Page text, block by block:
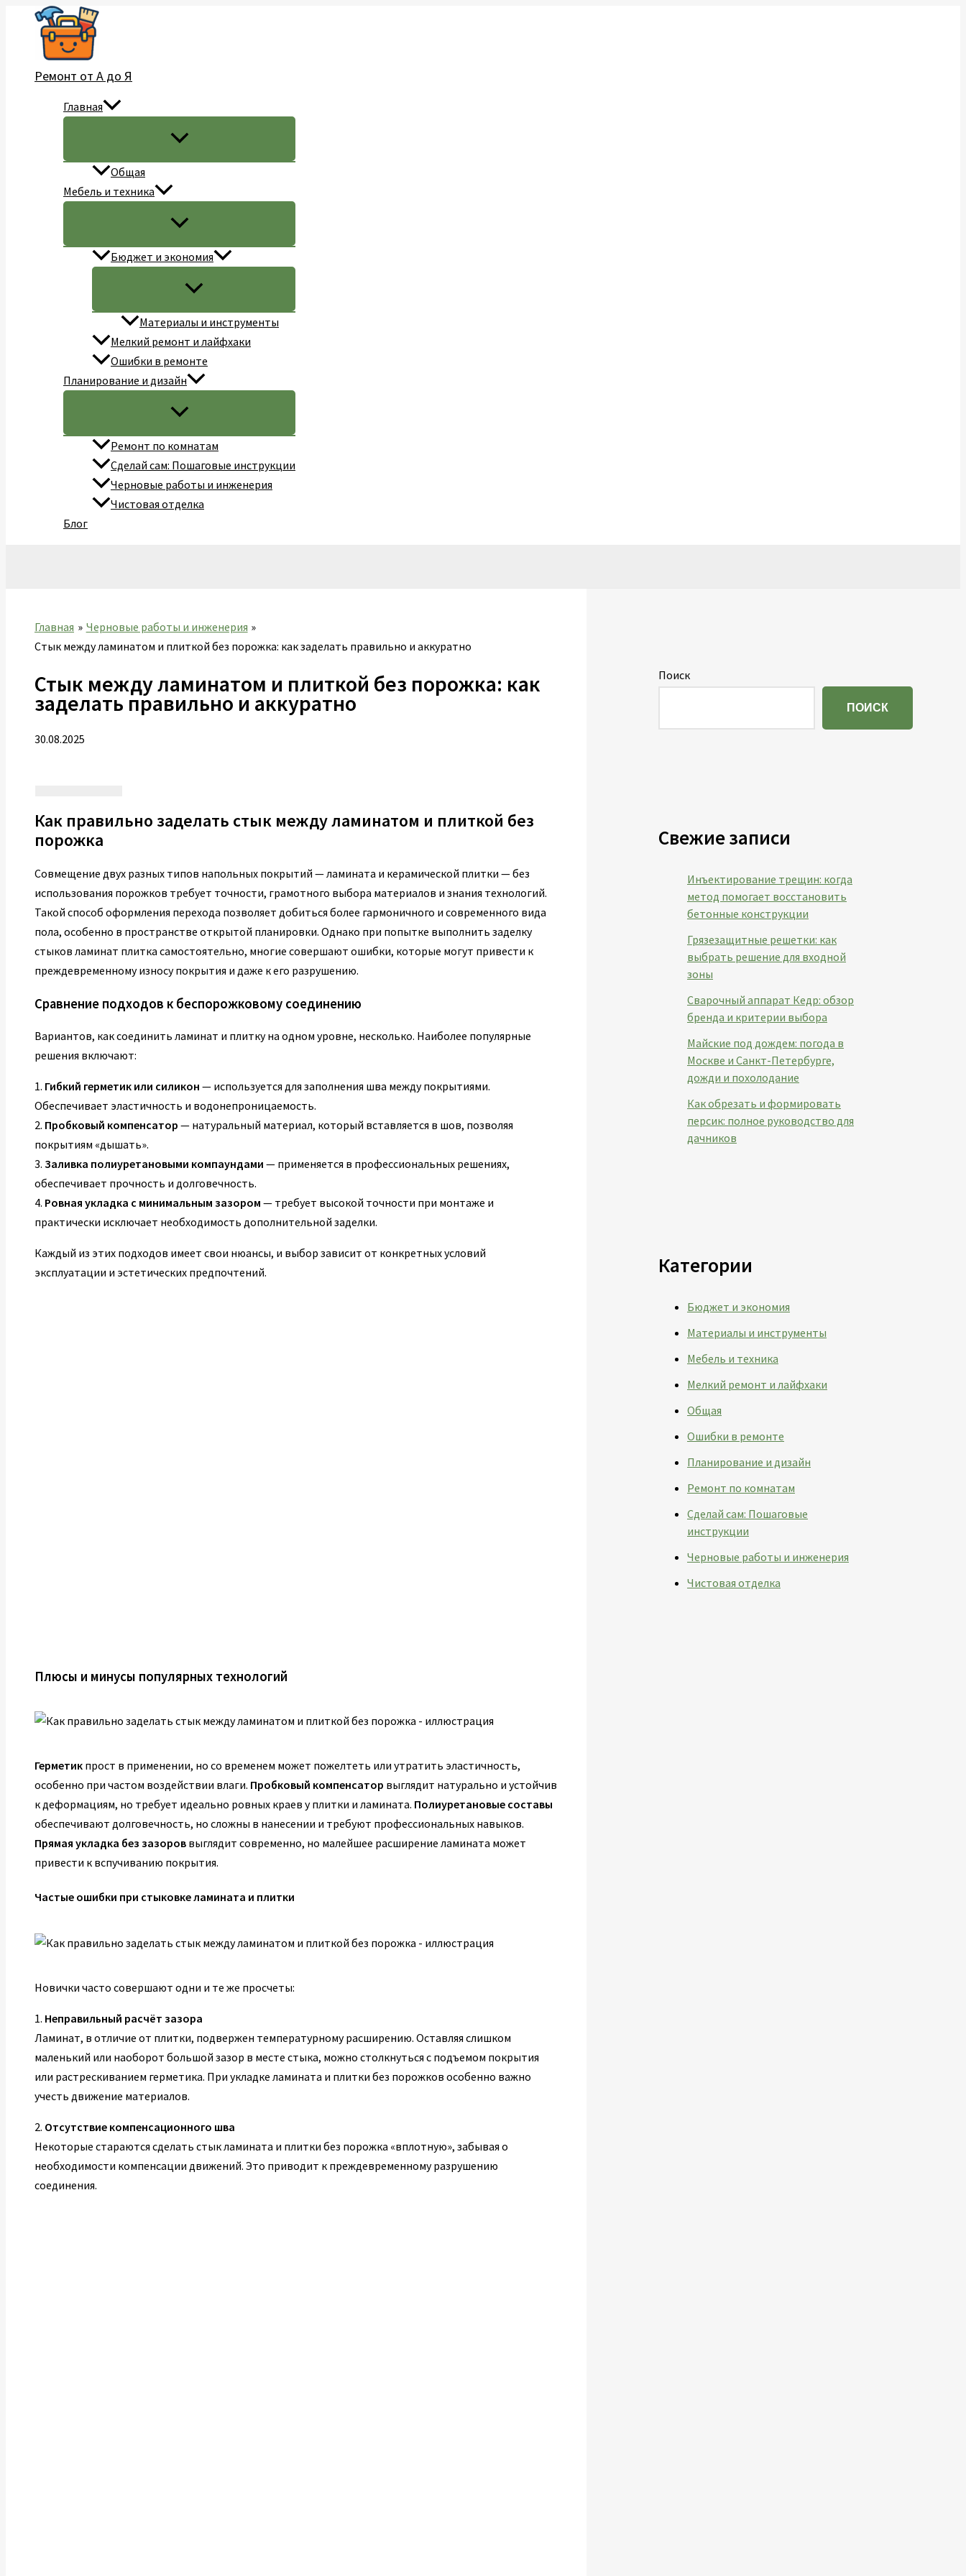
Перейти
содержимому
Ремонт от А до Я
Главная
Общая
Мебель и техника
Бюджет и экономия
Материалы и инструменты
Мелкий ремонт и лайфхаки
Ошибки в ремонте
Планирование и дизайн
Ремонт по комнатам
Сделай сам: Пошаговые инструкции
Черновые работы и инженерия
Чистовая отделка
Блог
Главная
Черновые работы и инженерия
Стык между ламинатом и плиткой без порожка: как заделать правильно и аккуратно
Стык между ламинатом и плиткой без порожка: как
заделать правильно и аккуратно
30.08.2025
Как правильно заделать стык между ламинатом и плиткой без
порожка
Совмещение двух разных типов напольных покрытий — ламината и керамической плитки — без
использования порожков требует точности, грамотного выбора материалов и знания технологий.
Такой способ оформления перехода позволяет добиться более гармоничного и современного вида
пола, особенно в пространстве открытой планировки. Однако при попытке выполнить заделку
стыков ламинат плитка самостоятельно, многие совершают ошибки, которые могут привести к
преждевременному износу покрытия и даже к его разрушению.
Сравнение подходов к беспорожковому соединению
Вариантов, как соединить ламинат и плитку на одном уровне, несколько. Наиболее популярные
решения включают:
1. Гибкий герметик или силикон — используется для заполнения шва между покрытиями.
Обеспечивает эластичность и водонепроницаемость.
2. Пробковый компенсатор — натуральный материал, который вставляется в шов, позволяя
покрытиям «дышать».
3. Заливка полиуретановыми компаундами — применяется в профессиональных решениях,
обеспечивает прочность и долговечность.
4. Ровная укладка с минимальным зазором — требует высокой точности при монтаже и
практически исключает необходимость дополнительной заделки.
Каждый из этих подходов имеет свои нюансы, и выбор зависит от конкретных условий
эксплуатации и эстетических предпочтений.
Плюсы и минусы популярных технологий
Герметик прост в применении, но со временем может пожелтеть или утратить эластичность,
особенно при частом воздействии влаги. Пробковый компенсатор выглядит натурально и устойчив
к деформациям, но требует идеально ровных краев у плитки и ламината. Полиуретановые составы
обеспечивают долговечность, но сложны в нанесении и требуют профессиональных навыков.
Прямая укладка без зазоров выглядит современно, но малейшее расширение ламината может
привести к вспучиванию покрытия.
Частые ошибки при стыковке ламината и плитки
Новички часто совершают одни и те же просчеты:
1. Неправильный расчёт зазора
Ламинат, в отличие от плитки, подвержен температурному расширению. Оставляя слишком
маленький или наоборот большой зазор в месте стыка, можно столкнуться с подъемом покрытия
или растрескиванием герметика. При укладке ламината и плитки без порожков особенно важно
учесть движение материалов.
2. Отсутствие компенсационного шва
Некоторые стараются сделать стык ламината и плитки без порожка «вплотную», забывая о
необходимости компенсации движений. Это приводит к преждевременному разрушению
соединения.
Поиск
ПОИСК
Свежие записи
Инъектирование трещин: когда
метод помогает восстановить
бетонные конструкции
Грязезащитные решетки: как
выбрать решение для входной
зоны
Сварочный аппарат Кедр: обзор
бренда и критерии выбора
Майские под дождем: погода в
Москве и Санкт-Петербурге,
дожди и похолодание
Как обрезать и формировать
персик: полное руководство для
дачников
Категории
Бюджет и экономия
Материалы и инструменты
Мебель и техника
Мелкий ремонт и лайфхаки
Общая
Ошибки в ремонте
Планирование и дизайн
Ремонт по комнатам
Сделай сам: Пошаговые
инструкции
Черновые работы и инженерия
Чистовая отделка